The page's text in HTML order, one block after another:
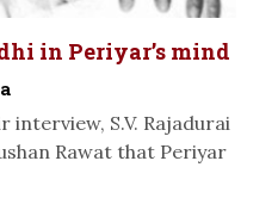
in Periyar’s mind
S.V. Rajadurai
Rawat that Periyar